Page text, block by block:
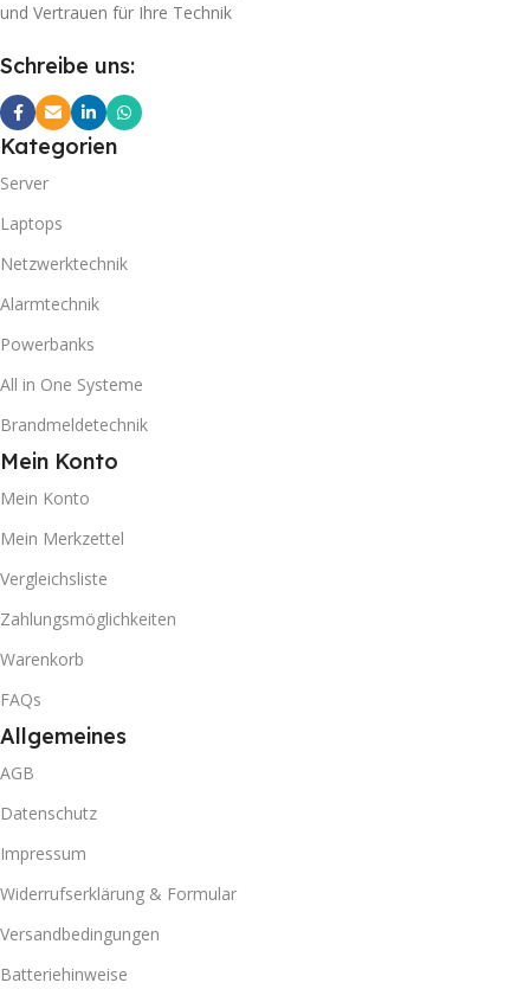
und Vertrauen für Ihre Technik
Schreibe uns:
Kategorien
Server
Laptops
Netzwerktechnik
Alarmtechnik
Powerbanks
All in One Systeme
Brandmeldetechnik
Mein Konto
Mein Konto
Mein Merkzettel
Vergleichsliste
Zahlungsmöglichkeiten
Warenkorb
FAQs
Allgemeines
AGB
Datenschutz
Impressum
Widerrufserklärung & Formular
Versandbedingungen
Batteriehinweise